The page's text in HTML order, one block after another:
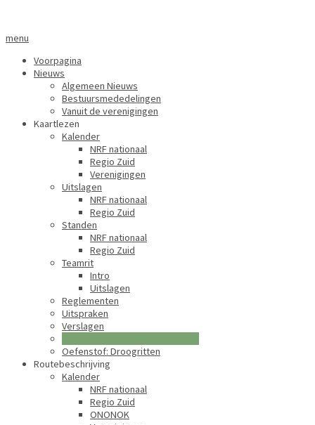
menu
Voorpagina
Nieuws
Algemeen Nieuws
Bestuursmededelingen
Vanuit de verenigingen
Kaartlezen
Kalender
NRF nationaal
Regio Zuid
Verenigingen
Uitslagen
NRF nationaal
Regio Zuid
Standen
NRF nationaal
Regio Zuid
Teamrit
Intro
Uitslagen
Reglementen
Uitspraken
Verslagen
Oefenstof: Droogritten
Routebeschrijving
Kalender
NRF nationaal
Regio Zuid
ONONOK